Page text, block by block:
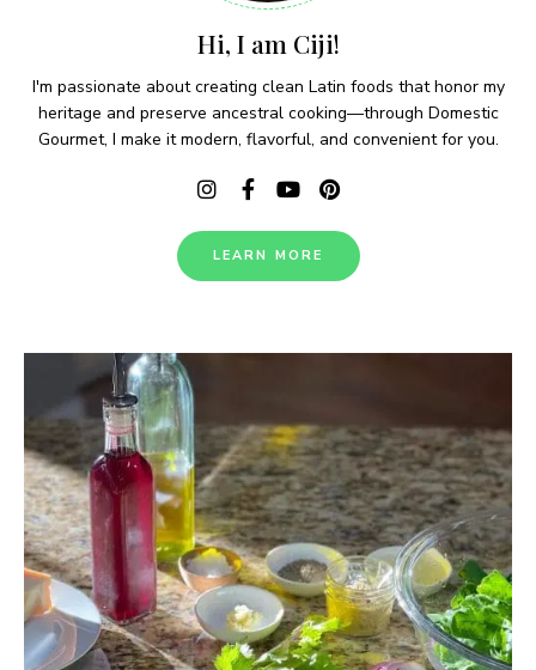
Hi, I am Ciji!
I'm passionate about creating clean Latin foods that honor my
heritage and preserve ancestral cooking—through Domestic
Gourmet, I make it modern, flavorful, and convenient for you.
LEARN MORE